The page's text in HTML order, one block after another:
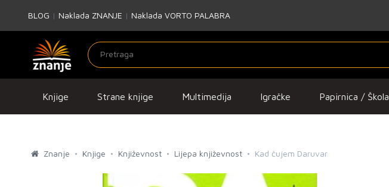
BLOG | Naklada ZNANJE | Naklada VORTO PALABRA
Knjige Strane knjige Multimedija Igračke Papirnica / Škola
Znanje Knjige Književnost Lijepa književnost Kad čujem Daruvar